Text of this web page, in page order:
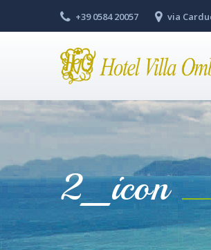
+39 0584 20057 via
2_icon